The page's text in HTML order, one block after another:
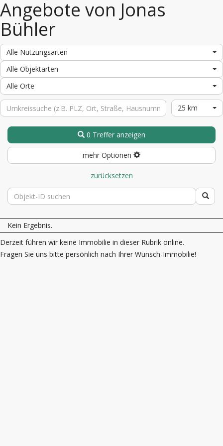
Angebote von Jonas
Bühler
Alle Nutzungsarten
Alle Objektarten
Alle Orte
25 km
0 Treffer anzeigen
mehr Optionen
zurücksetzen
Kein Ergebnis.
Derzeit führen wir keine Immobilie in dieser Rubrik online.
Fragen Sie uns bitte persönlich nach Ihrer Wunsch-Immobilie!